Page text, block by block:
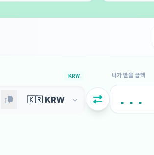
KRW 내가 받을 금액